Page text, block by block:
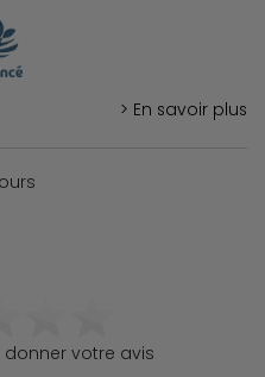
> En savoir plus
donner votre avis